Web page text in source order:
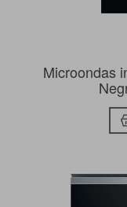
Microondas